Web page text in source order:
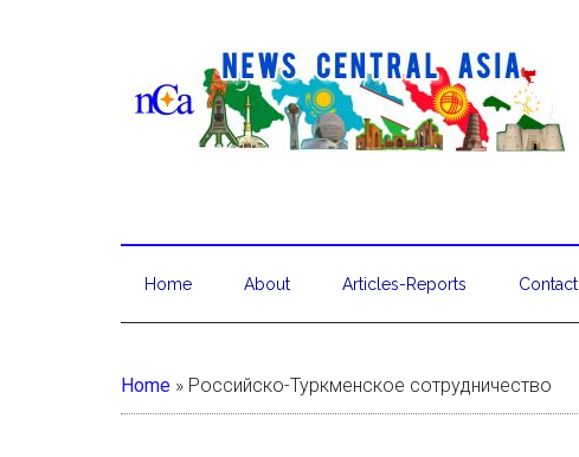
Home About Articles-Reports Contact
Home » Российско-Туркменское сотрудничество